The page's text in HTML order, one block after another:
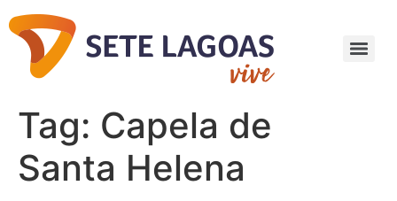
Tag: Capela de
Santa Helena